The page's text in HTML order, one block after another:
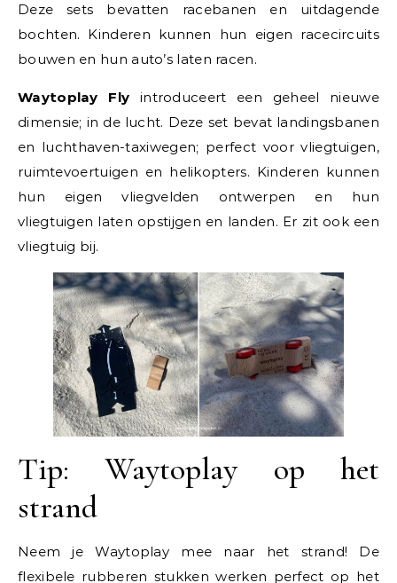
Deze sets bevatten racebanen en uitdagende
bochten. Kinderen kunnen hun eigen racecircuits
bouwen en hun auto’s laten racen.
Waytoplay Fly introduceert een geheel nieuwe
dimensie; in de lucht. Deze set bevat landingsbanen
en luchthaven-taxiwegen; perfect voor vliegtuigen,
ruimtevoertuigen en helikopters. Kinderen kunnen
hun eigen vliegvelden ontwerpen en hun
vliegtuigen laten opstijgen en landen. Er zit ook een
vliegtuig bij.
Tip: Waytoplay op het
strand
Neem je Waytoplay mee naar het strand! De
flexibele rubberen stukken werken perfect op het